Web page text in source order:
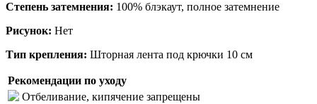
Степень затемнения: 100% блэкаут, полное затемнение
Рисунок: Нет
Тип крепления: Шторная лента под крючки 10 см
Рекомендации по уходу
Отбеливание, кипячение запрещены